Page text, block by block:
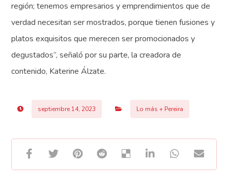
región; tenemos empresarios y emprendimientos que de
verdad necesitan ser mostrados, porque tienen fusiones y
platos exquisitos que merecen ser promocionados y
degustados”, señaló por su parte, la creadora de
contenido, Katerine Álzate.
septiembre 14, 2023 Lo más + Pereira